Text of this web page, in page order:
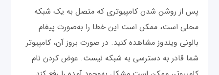
پس از روشن شدن کامپیوتری که متصل به یک شبکه
محلی است، ممکن است این خطا را به‌صورت پیغام
بالونی ویندوز مشاهده کنید. در صورت بروز آن، کامپیوتر
شما قادر به‌ دسترسی به شبکه نیست. عوض کردن نام